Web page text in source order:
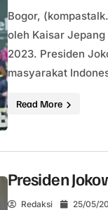
Bogor,
oleh Kaisar
2023. Presiden
masyarakat
Read More
Presiden
Redaksi 25/05/